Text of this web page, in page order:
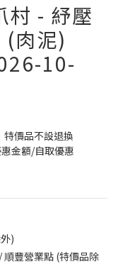
村 - 紓壓
(肉泥)
10-
價品不設退換
金額/自取優惠
)
豐營業點 (特價品除